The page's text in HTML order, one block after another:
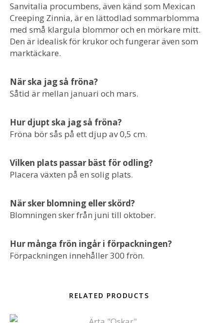
Sanvitalia procumbens, även känd som Mexican
Creeping Zinnia, är en lättodlad sommarblomma
med små klargula blommor och en mörkare mitt.
Den är idealisk för krukor och fungerar även som
marktäckare.
När ska jag så fröna?
Såtid är mellan januari och mars.
Hur djupt ska jag så fröna?
Fröna bör sås på ett djup av 0,5 cm.
Vilken plats passar bäst för odling?
Placera växten på en solig plats.
När sker blomning eller skörd?
Blomningen sker från juni till oktober.
Hur många frön ingår i förpackningen?
Förpackningen innehåller 300 frön.
RELATED PRODUCTS